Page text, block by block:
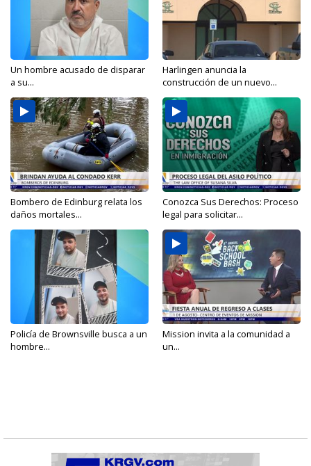
Un hombre acusado de disparar
a su...
Harlingen anuncia la
construcción de un nuevo...
Bombero de Edinburg relata los
daños mortales...
Conozca Sus Derechos: Proceso
legal para solicitar...
Policía de Brownsville busca a un
hombre...
Mission invita a la comunidad a
un...